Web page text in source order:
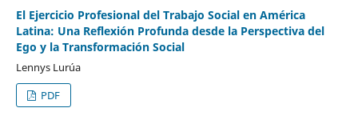
El Ejercicio Profesional del Trabajo Social en América
Latina: Una Reflexión Profunda desde la Perspectiva del
Ego y la Transformación Social
Lennys Lurúa
PDF